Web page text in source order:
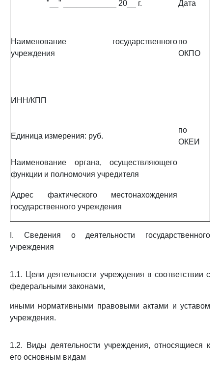
"__" ____________ 20__ г. Дата
Наименование государственного
учреждения
по
ОКПО
ИНН/КПП
Единица измерения: руб.
по
ОКЕИ
Наименование органа, осуществляющего
функции и полномочия учредителя
Адрес фактического местонахождения
государственного учреждения
I. Сведения о деятельности государственного
учреждения
1.1. Цели деятельности учреждения в соответствии с
федеральными законами,
иными нормативными правовыми актами и уставом
учреждения.
1.2. Виды деятельности учреждения, относящиеся к
его основным видам